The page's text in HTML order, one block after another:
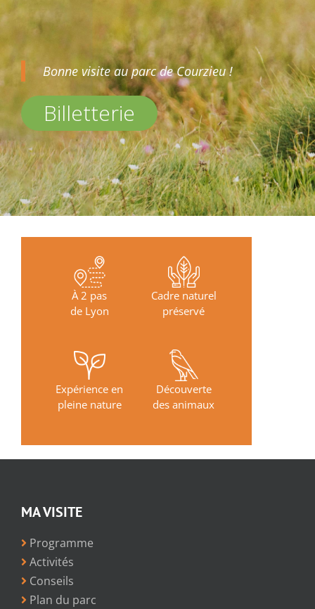
Bonne visite au parc de Courzieu !
Billetterie
À 2 pas
de Lyon
Cadre naturel
préservé
Expérience en
pleine nature
Découverte
des animaux
MA VISITE
Programme
Activités
Conseils
Plan du parc